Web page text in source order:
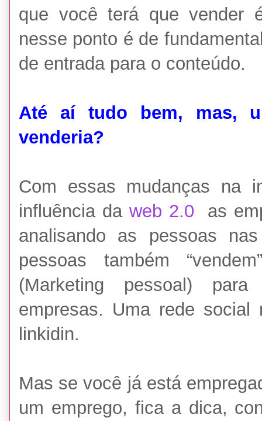
que você terá que vender
nesse ponto é de
de entrada para o conteúdo.
Até aí tudo bem, mas,
venderia?
Com essas mudanças na
influência da web 2.0
as
analisando as pessoas
pessoas também
(Marketing pessoal)
empresas. Uma rede
linkidin.
Mas se você já está
um emprego, fica a dica,